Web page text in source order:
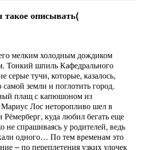
описывать(
мелким холодным дождиком
Тонкий шпиль Кафедрального
серые тучи, которые, казалось,
земли и поглотить город.
плащ с капюшоном из
Лос неторопливо шел в
куда любил бегать еще
не спрашиваясь у родителей, ведь
одного… По тем временам это
– по переплетения узких улочек